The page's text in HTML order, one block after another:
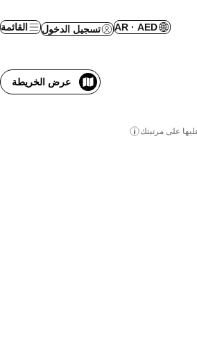
AR · AED تسجيل الدخول القائمة
عرض الخريطة
على مرتبتك